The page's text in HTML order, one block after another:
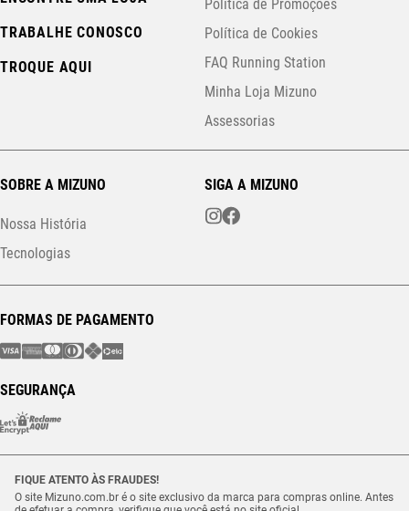
TRABALHE CONOSCO
TROQUE AQUI
Política de Promoções
Política de Cookies
FAQ Running Station
Minha Loja Mizuno
Assessorias
SOBRE A MIZUNO
Nossa História
Tecnologias
SIGA A MIZUNO
FORMAS DE PAGAMENTO
SEGURANÇA
FIQUE ATENTO ÀS FRAUDES!
O site Mizuno.com.br é o site exclusivo da marca para compras online. Antes